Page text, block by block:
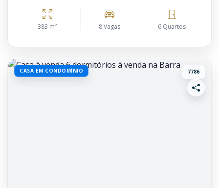
383 m² 8 Vagas 6 Quartos
CASA EM CONDOMÍNIO 7786